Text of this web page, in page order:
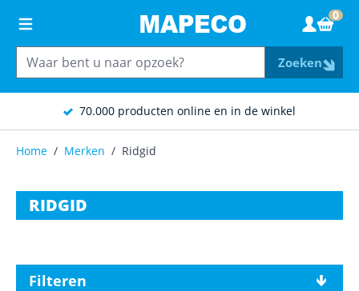
70.000 producten online en in de winkel
Zoeken
0
Home / Merken / Ridgid
RIDGID
Filteren